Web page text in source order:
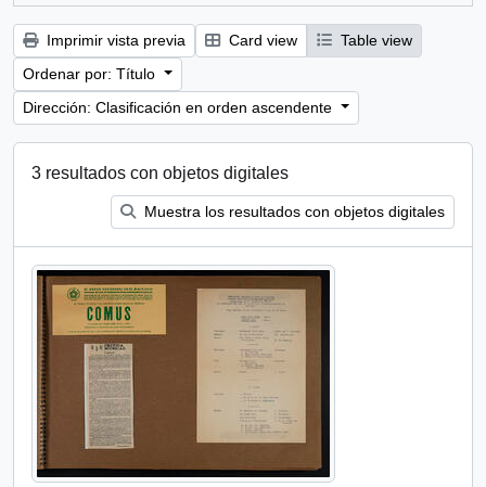
Imprimir vista previa Card view
Table view
Ordenar por: Título
Dirección: Clasificación en orden ascendente
3 resultados con objetos digitales
Muestra los resultados con objetos digitales